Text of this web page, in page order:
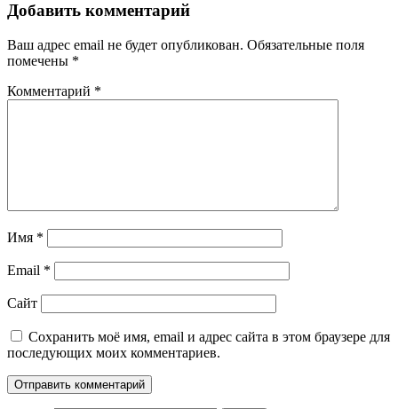
Добавить комментарий
Ваш адрес email не будет опубликован. Обязательные поля
помечены *
Комментарий *
Имя *
Email *
Сайт
Сохранить моё имя, email и адрес сайта в этом браузере для
последующих моих комментариев.